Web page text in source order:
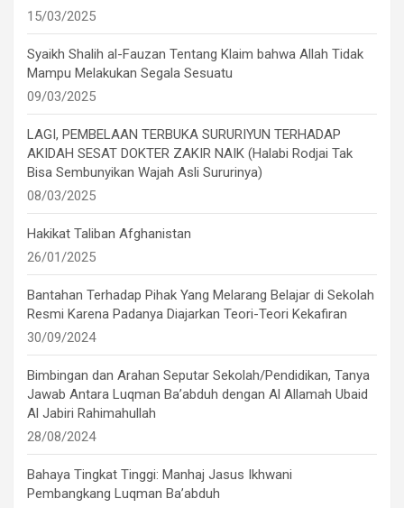
15/03/2025
Syaikh Shalih al-Fauzan Tentang Klaim bahwa Allah Tidak
Mampu Melakukan Segala Sesuatu
09/03/2025
LAGI, PEMBELAAN TERBUKA SURURIYUN TERHADAP
AKIDAH SESAT DOKTER ZAKIR NAIK (Halabi Rodjai Tak
Bisa Sembunyikan Wajah Asli Sururinya)
08/03/2025
Hakikat Taliban Afghanistan
26/01/2025
Bantahan Terhadap Pihak Yang Melarang Belajar di Sekolah
Resmi Karena Padanya Diajarkan Teori-Teori Kekafiran
30/09/2024
Bimbingan dan Arahan Seputar Sekolah/Pendidikan, Tanya
Jawab Antara Luqman Ba’abduh dengan Al Allamah Ubaid
Al Jabiri Rahimahullah
28/08/2024
Bahaya Tingkat Tinggi: Manhaj Jasus Ikhwani
Pembangkang Luqman Ba’abduh